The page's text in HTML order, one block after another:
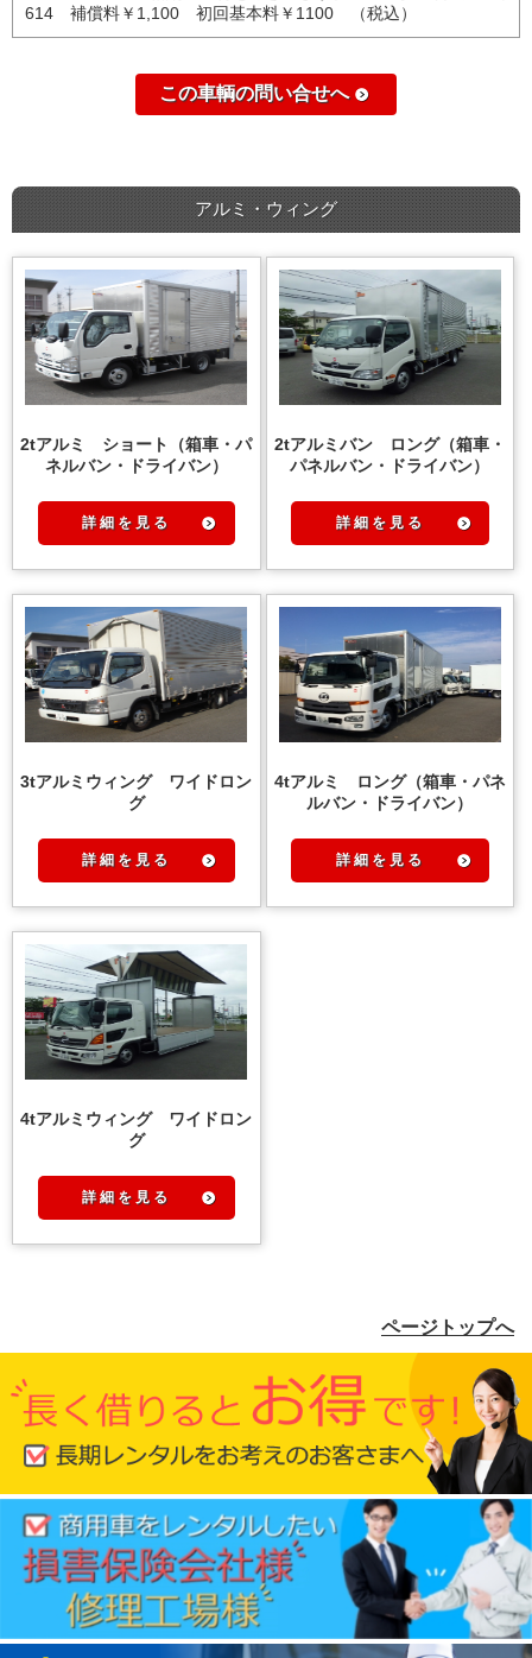
614 補償料￥1,100 初回基本料￥1100 （税込）
この車輌の問い合せへ
アルミ・ウィング
2tアルミ ショート（箱車・パ
ネルバン・ドライバン）
詳 細 を 見 る
2tアルミバン ロング（箱車・
パネルバン・ドライバン）
詳 細 を 見 る
3tアルミウィング ワイドロン
グ
詳 細 を 見 る
4tアルミ ロング（箱車・パネ
ルバン・ドライバン）
詳 細 を 見 る
4tアルミウィング ワイドロン
グ
詳 細 を 見 る
ページトップへ